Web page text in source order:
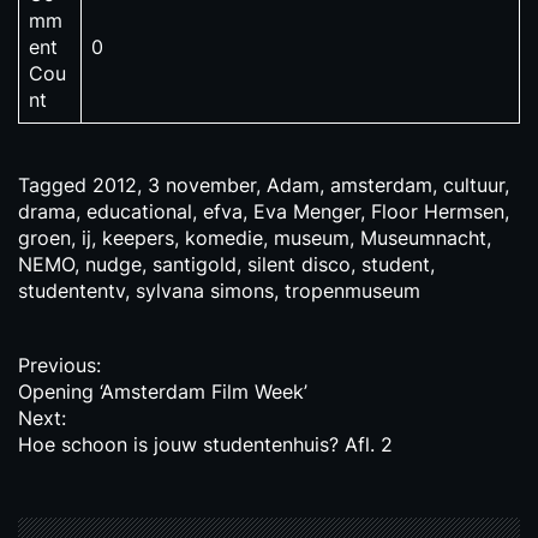
mm
ent
Cou
nt
0
Tagged 2012, 3 november, Adam, amsterdam, cultuur,
drama, educational, efva, Eva Menger, Floor Hermsen,
groen, ij, keepers, komedie, museum, Museumnacht,
NEMO, nudge, santigold, silent disco, student,
studententv, sylvana simons, tropenmuseum
P
o
s
n
Previous:
Opening ‘Amsterdam Film Week’
Next:
Hoe schoon is jouw studentenhuis? Afl. 2